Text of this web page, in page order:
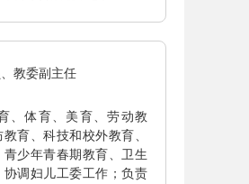
教委副主任
、体育、美育、劳动教
育、科技和校外教育、
少年青春期教育、卫生
调妇儿工委工作；负责